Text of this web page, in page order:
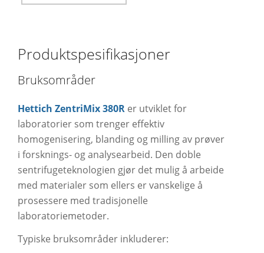
Produktspesifikasjoner
Bruksområder
Hettich ZentriMix 380R er utviklet for
laboratorier som trenger effektiv
homogenisering, blanding og milling av prøver
i forsknings- og analysearbeid. Den doble
sentrifugeteknologien gjør det mulig å arbeide
med materialer som ellers er vanskelige å
prosessere med tradisjonelle
laboratoriemetoder.
Typiske bruksområder inkluderer: